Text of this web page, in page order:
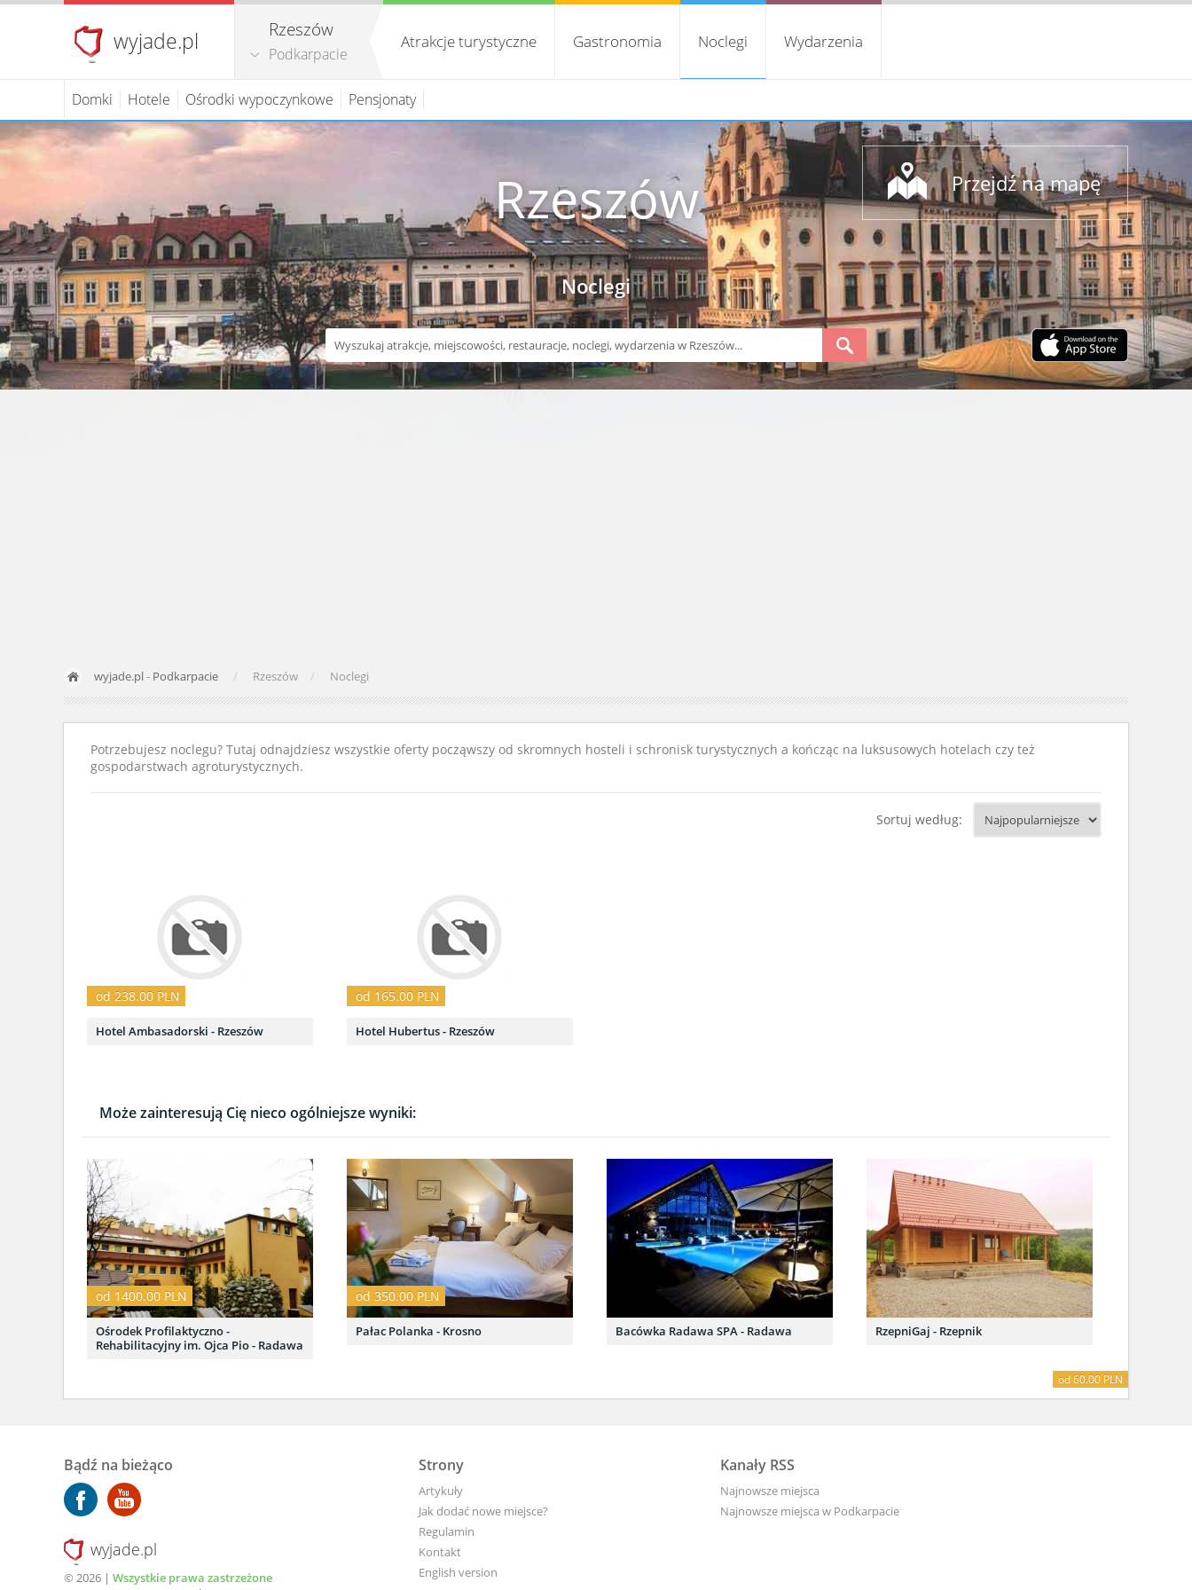
wyjade.pl Rzeszów
Podkarpacie
Atrakcje turystyczne Gastronomia Noclegi
Domki Hotele Ośrodki wypoczynkowe Pensjonaty
Wydarzenia
Rzeszów
Noclegi
Przejdź na mapę
wyjade.pl- Podkarpacie Rzeszów Noclegi
Potrzebujesz noclegu? Tutaj odnajdziesz wszystkie oferty począwszy od skromnych hosteli i schronisk turystycznych a kończąc na luksusowych hotelach czy też
gospodarstwach agroturystycznych.
Sortuj według:
od 238.00 PLN
Hotel Ambasadorski - Rzeszów
od 165.00 PLN
Hotel Hubertus - Rzeszów
Może zainteresują Cię nieco ogólniejsze wyniki:
od 1400.00 PLN
Ośrodek Profilaktyczno -
Rehabilitacyjny im. Ojca Pio - Radawa
od 350.00 PLN
Pałac Polanka - Krosno Bacówka Radawa SPA - Radawa
od 60.00 PLN
RzepniGaj - Rzepnik
Bądź na bieżąco
wyjade.pl
© 2026 | Wszystkie prawa zastrzeżone
Strony
Artykuły
Jak dodać nowe miejsce?
Regulamin
Kontakt
English version
Kanały RSS
Najnowsze miejsca
Najnowsze miejsca w Podkarpacie